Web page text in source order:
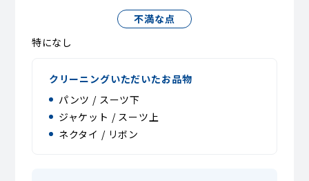
不満な点
特になし
クリーニングいただいたお品物
パンツ / スーツ下
ジャケット / スーツ上
ネクタイ / リボン